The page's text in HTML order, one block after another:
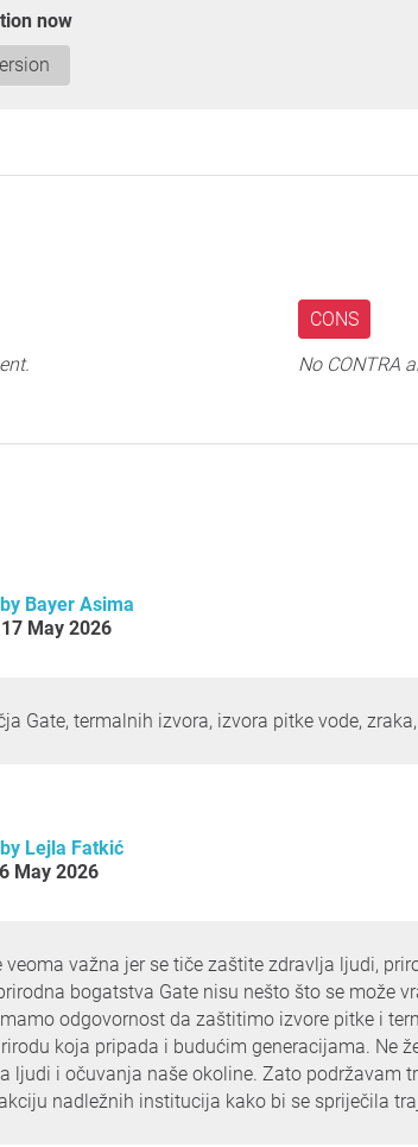
now
CONS
No CONTRA
Bayer Asima
May 2026
Gate, termalnih izvora, izvora pitke vode,
Lejla Fatkić
May 2026
veoma važna jer se tiče zaštite zdravlja ljudi,
bogatstva Gate nisu nešto što se može
odgovornost da zaštitimo izvore pitke i
koja pripada i budućim generacijama. Ne
ljudi i očuvanja naše okoline. Zato podržavam
nadležnih institucija kako bi se spriječila